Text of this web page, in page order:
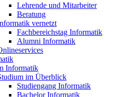
Lehrende und Mitarbeiter
Beratung
vernetzt
Fachbereichstag Informatik
Alumni Informatik
Informatik
im Überblick
Studiengang Informatik
Bachelor Informatik